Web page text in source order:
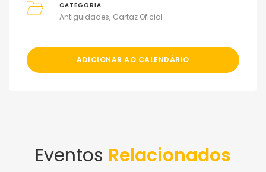
CATEGORIA
Antiguidades Cartaz Oficial
ADICIONAR AO CALENDÁRIO
Eventos Relacionados